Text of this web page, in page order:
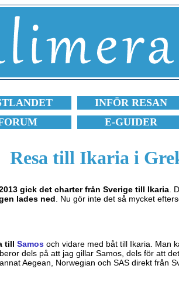
INFÖR RESAN
E-GUIDER
Resa till Ikaria i
gick det charter från Sverige till Ikaria .
lades ned . Nu gör inte det så mycket
till Samos och vidare med båt till Ikaria. Man
dels på att jag gillar Samos, dels för att
Aegean, Norwegian och SAS direkt från